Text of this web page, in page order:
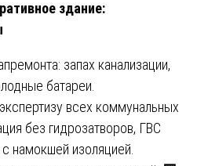
здание:
запах канализации,
батареи.
всех коммунальных
без гидрозатворов, ГВС
намокшей изоляцией.